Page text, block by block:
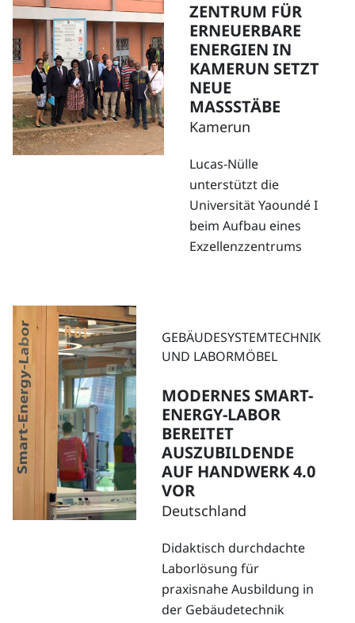
ZENTRUM FÜR
ERNEUERBARE
ENERGIEN IN
KAMERUN SETZT
NEUE
MASSSTÄBE
Kamerun
Lucas-Nülle
unterstützt die
Universität Yaoundé I
beim Aufbau eines
Exzellenzzentrums
GEBÄUDESYSTEMTECHNIK
UND LABORMÖBEL
MODERNES SMART-
ENERGY-LABOR
BEREITET
AUSZUBILDENDE
AUF HANDWERK 4.0
VOR
Deutschland
Didaktisch durchdachte
Laborlösung für
praxisnahe Ausbildung in
der Gebäudetechnik